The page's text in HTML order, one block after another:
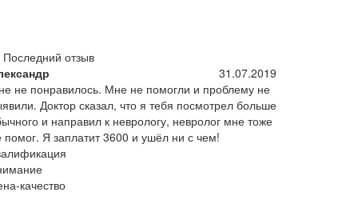
Последний отзыв
31.07.2019
не понравилось. Мне не помогли и проблему не
Доктор сказал, что я тебя посмотрел больше
и направил к неврологу, невролог мне тоже
помог. Я заплатит 3600 и ушёл ни с чем!
качество